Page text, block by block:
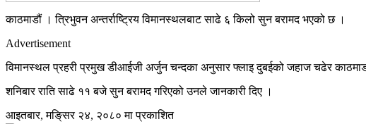
काठमाडौं । त्रिभुवन अन्तर्राष्ट्रिय विमानस्थलबाट साढे ६ किलो सुन बरामद भएको छ ।
Advertisement
विमानस्थल प्रहरी प्रमुख डीआईजी अर्जुन चन्दका अनुसार फ्लाइ दुबईको जहाज चढेर
शनिबार राति साढे ११ बजे सुन बरामद गरिएको उनले जानकारी दिए ।
आइतबार, मङि्सर २४, २०८० मा प्रकाशित